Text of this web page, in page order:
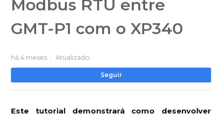
Modbus RTU entre
GMT-P1 com o XP340
há 4 meses Atualizado
Seguir
Este tutorial demonstrará como desenvolver